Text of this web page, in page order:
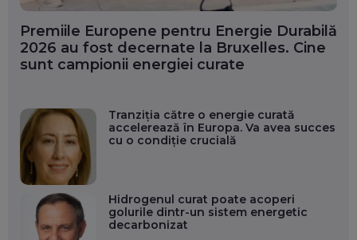
Premiile Europene pentru Energie Durabilă
2026 au fost decernate la Bruxelles. Cine
sunt campionii energiei curate
Tranziția către o energie curată
accelerează în Europa. Va avea succes
cu o condiție crucială
Hidrogenul curat poate acoperi
golurile dintr-un sistem energetic
decarbonizat